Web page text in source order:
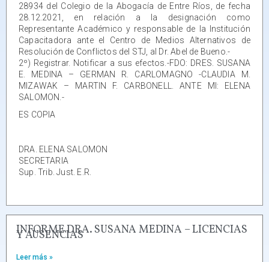
28934 del Colegio de la Abogacía de Entre Ríos, de fecha
28.12.2021, en relación a la designación como
Representante Académico y responsable de la Institución
Capacitadora ante el Centro de Medios Alternativos de
Resolución de Conflictos del STJ, al Dr. Abel de Bueno.-
2º) Registrar. Notificar a sus efectos.-FDO: DRES. SUSANA
E. MEDINA – GERMAN R. CARLOMAGNO -CLAUDIA M.
MIZAWAK – MARTIN F. CARBONELL. ANTE MI: ELENA
SALOMON.-
ES COPIA
DRA. ELENA SALOMON
SECRETARIA
Sup. Trib. Just. E.R.
INFORME DRA. SUSANA MEDINA – LICENCIAS
Y AUSENCIAS
Leer más »